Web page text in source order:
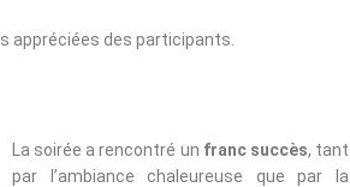
appréciées des participants.
La soirée a rencontré un franc succès, tant
par l’ambiance chaleureuse que par la